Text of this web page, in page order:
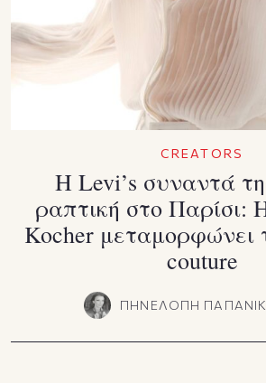
CREATORS
Η Levi’s συναντά
ραπτική στο Παρίσι:
Kocher μεταμορφώνει
couture
ΠΗΝΕΛΟΠΗ